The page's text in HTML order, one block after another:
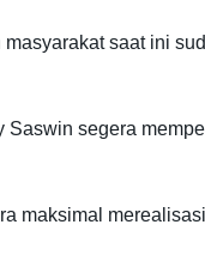
saat ini
segera
maksimal